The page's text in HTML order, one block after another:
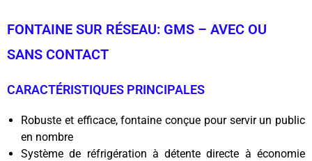
FONTAINE SUR RÉSEAU: GMS – AVEC OU
SANS CONTACT
CARACTÉRISTIQUES PRINCIPALES
Robuste et efficace, fontaine conçue pour servir un public
en nombre
Système de réfrigération à détente directe à économie